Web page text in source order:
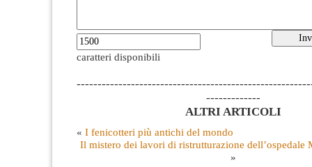
caratteri disponibili
-------------
ALTRI ARTICOLI
« I fenicotteri più antichi del mondo
Il mistero dei lavori di ristrutturazione dell’ospedale
»